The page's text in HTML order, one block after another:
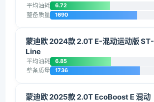
平均油耗 6.72
整备质量 1690
蒙迪欧 2024款 2.0T E-混动运动版 ST-
Line
平均油耗 6.85
整备质量 1736
蒙迪欧 2025款 2.0T EcoBoost E 混动